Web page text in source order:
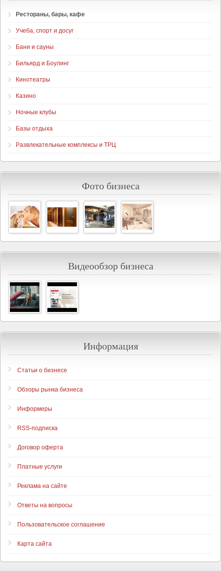
Рестораны, бары, кафе
Учеба, спорт и досуг
Бани и сауны
Бильярд и Боулинг
Кинотеатры
Казино
Ночные клубы
Базы отдыха
Развлекательные комплексы и ТРЦ
Фото бизнеса
Видеообзор бизнеса
Информация
Статьи о бизнесе
Обзоры рынка бизнеса
Информеры
RSS-подписка
Договор оферта
Платные услуги
Реклама на сайте
Ответы на вопросы
Пользовательское соглашение
Карта сайта